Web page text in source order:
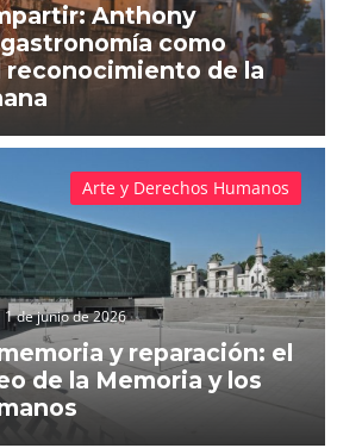
Anthony
como
reconocimiento de la
1 de junio de 2026
y reparación: el
de la Memoria y los
Arte y Derechos Humanos